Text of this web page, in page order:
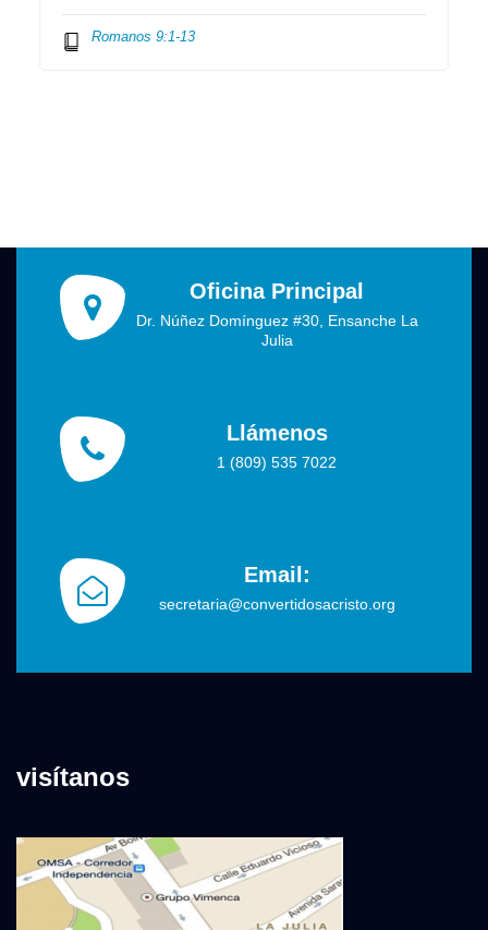
Romanos 9:1-13
Oficina Principal
Dr. Núñez Domínguez #30, Ensanche La
Julia
Llámenos
1 (809) 535 7022
Email:
secretaria@convertidosacristo.org
visítanos